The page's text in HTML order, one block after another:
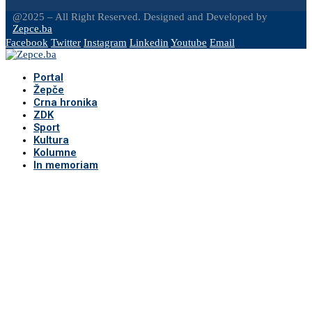
@2025 – All Right Reserved. Designed and Developed by
Zepce.ba
Facebook Twitter Instagram Linkedin Youtube Email
Portal
Žepče
Crna hronika
ZDK
Sport
Kultura
Kolumne
In memoriam